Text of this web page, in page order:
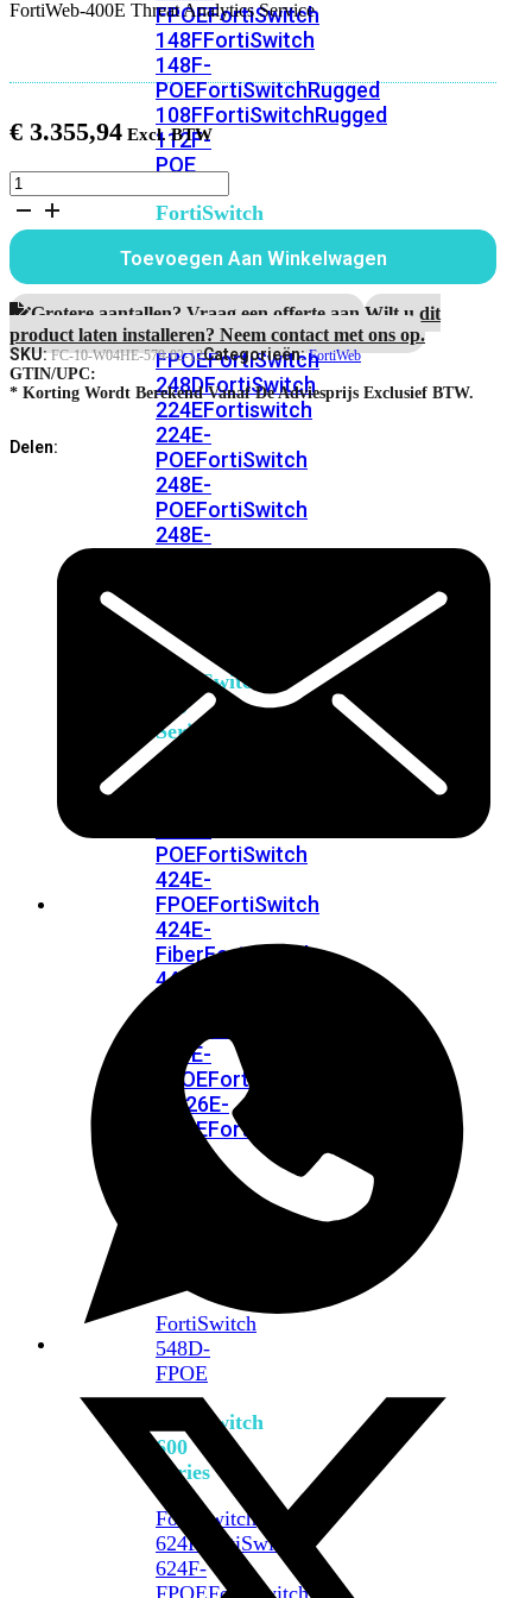
FPOEFortiSwitch
148FFortiSwitch
148F-
POEFortiSwitchRugged
108FFortiSwitchRugged
112F-
POE
FortiSwitch
Series
FortiSwitch
224D-
FPOEFortiSwitch
248DFortiSwitch
224EFortiswitch
224E-
POEFortiSwitch
248E-
POEFortiSwitch
248E-
FortiSwitch
400
Series
POEFortiSwitch
424E-
FPOEFortiSwitch
424E-
FiberFortiSwitch
448E
448E-
FPOEFortiSwitch
M426E-
FPOEFortiSwitchRugged
424F-
FortiSwitch
548D-
FPOE
FortiSwitch
600
Series
FortiSwitch
624F FortiSwitch
624F-
FPOEFortiSwitch
FortiWeb-400E Threat Analytics Service
€ 3.355,94
FortiWeb-
400E
jaar
Threat
Analytics
Service
aantal
Toevoegen Aan Winkelwagen
Grotere aantallen? Vraag een offerte aan.Wilt u dit
product laten installeren? Neem contact met ons op.
SKU:FC-10-W04HE-579-02-12Categorieën:FortiWeb
GTIN/UPC:
* Korting Wordt Berekend Vanaf De Adviesprijs Exclusief BTW.
Delen: